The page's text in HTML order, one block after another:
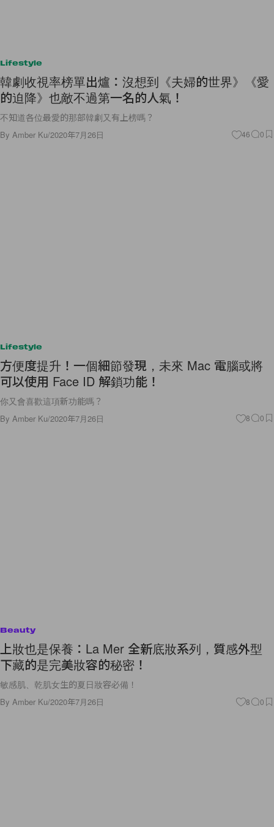
Lifestyle
韓劇收視率榜單出爐：沒想到《夫婦的世界》《愛
的迫降》也敵不過第一名的人氣！
不知道各位最愛的那部韓劇又有上榜嗎？
By Amber Ku/2020年7月26日 46 0
Lifestyle
方便度提升！一個細節發現，未來 Mac 電腦或將
可以使用 Face ID 解鎖功能！
你又會喜歡這項新功能嗎？
By Amber Ku/2020年7月26日 8 0
Beauty
上妝也是保養：La Mer 全新底妝系列，質感外型
下藏的是完美妝容的秘密！
敏感肌、乾肌女生的夏日妝容必備！
By Amber Ku/2020年7月26日 8 0